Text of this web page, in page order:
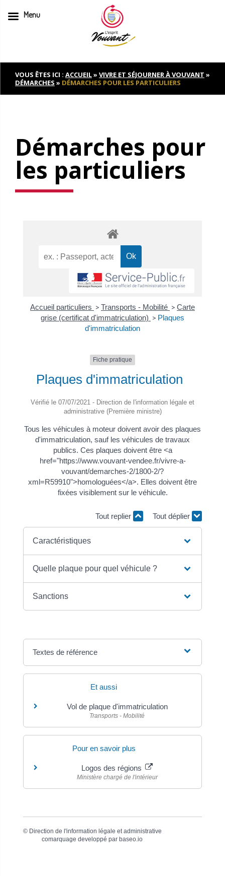
to
contentVOUS ÊTES ICI : ACCUEIL» VIVRE ET SÉJOURNER À VOUVANT »
DÉMARCHES » DÉMARCHES POUR LES PARTICULIERS
Démarches pour
les particuliers
Accueil particuliers > Transports - Mobilité > Carte
grise (certificat d'immatriculation) > Plaques
d'immatriculation
Fiche pratique
Plaques d'immatriculation
Vérifié le 07/07/2021 - Direction de l'information légale et
administrative (Première ministre)
Tous les véhicules à moteur doivent avoir des plaques
d'immatriculation, sauf les véhicules de travaux
publics. Ces plaques doivent être <a
href="https://www.vouvant-vendee.fr/vivre-a-
vouvant/demarches-2/1800-2/?
xml=R59910">homologuées</a>. Elles doivent être
fixées visiblement sur le véhicule.
Tout replier Tout déplier
Caractéristiques
Quelle plaque pour quel véhicule ?
Sanctions
Textes de référence
Et aussi
Vol de plaque d'immatriculation
Transports - Mobilité
Pour en savoir plus
Logos des régions
Ministère chargé de l'intérieur
© Direction de l'information légale et administrative
comarquage developpé par baseo.io
Menu